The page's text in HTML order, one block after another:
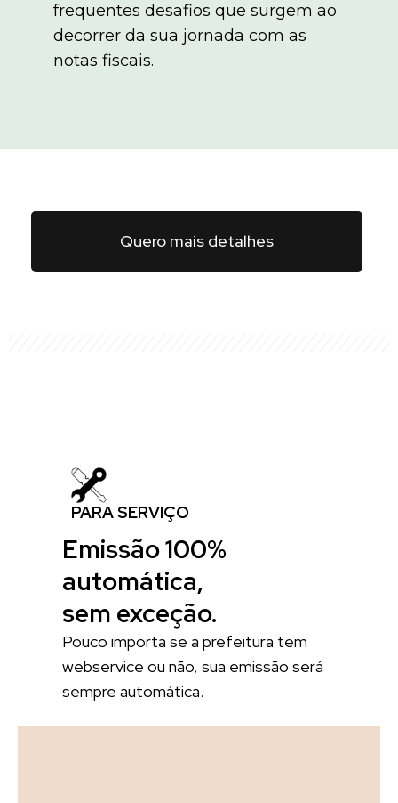
frequentes desafios que surgem ao
decorrer da sua jornada com as
notas fiscais.
Quero mais detalhes
PARA SERVIÇO
Emissão 100%
automática,
sem exceção.
Pouco importa se a prefeitura tem
webservice ou não, sua emissão será
sempre automática.